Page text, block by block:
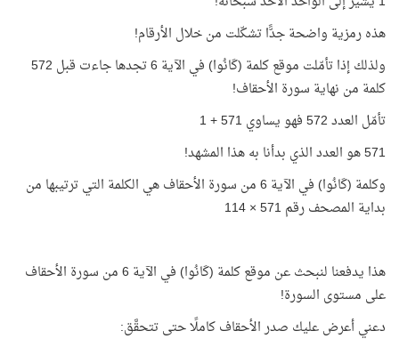
هذه رمزية واضحة جدًّا تشكّلت من خلال الأرقام!
ولذلك إذا تأمّلت موقع كلمة (كَانُوا) في الآية 6 تجدها جاءت قبل 572
كلمة من نهاية سورة الأحقاف!
تأمّل العدد 572 فهو يساوي 571 + 1
571 هو العدد الذي بدأنا به هذا المشهد!
وكلمة (كَانُوا) في الآية 6 من سورة الأحقاف هي الكلمة التي ترتيبها من
بداية المصحف رقم 571 × 114
هذا يدفعنا لنبحث عن موقع كلمة (كَانُوا) في الآية 6 من سورة الأحقاف
على مستوى السورة!
دعني أعرض عليك صدر الأحقاف كاملًا حتى تتحقَّق: